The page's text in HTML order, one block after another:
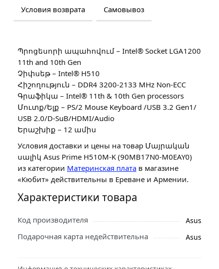
Условия возврата Самовывоз
Պրոցեսորի ապահովում – Intel® Socket LGA1200
11th and 10th Gen
Չիփսեթ – Intel® H510
Հիշողություն – DDR4 3200-2133 MHz Non-ECC
Գրաֆիկա – Intel® 11th & 10th Gen processors
Մուտք/Ելք – PS/2 Mouse Keyboard /USB 3.2 Gen1/
USB 2.0/D-SuB/HDMI/Audio
Երաշխիք – 12 ամիս
Условия доставки и цены на товар Մայրական
սալիկ Asus Prime H510M-K (90MB17N0-M0EAY0)
из категории Материнская платав магазине
«Кюбит» действительны в Ереване и Армении.
Характеристики товара
Код производителя Asus
Подарочная карта недействительна Asus